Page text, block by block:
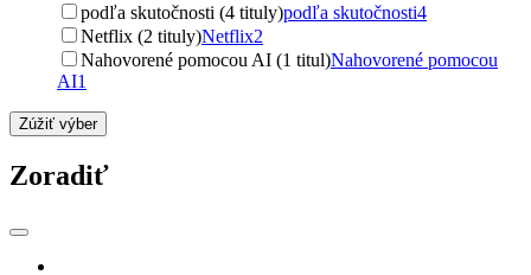
podľa skutočnosti (4 tituly)podľa skutočnosti4
Netflix (2 tituly)Netflix2
Nahovorené pomocou AI (1 titul)Nahovorené pomocou
AI1
Zúžiť výber
Zoradiť